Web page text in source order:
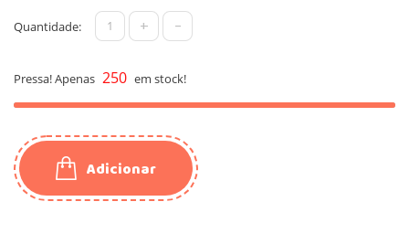
Quantidade: + -
Pressa! Apenas 250 em stock!
Adicionar